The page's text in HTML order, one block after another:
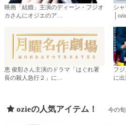
映画「結婚」主演のディーン・フジオ
カさんにオジエのア…
シ
恵 俊彰さん主演のドラマ「はぐれ署
長の殺人急行２」に…
フ
に
ozieの人気アイテム！ 今の